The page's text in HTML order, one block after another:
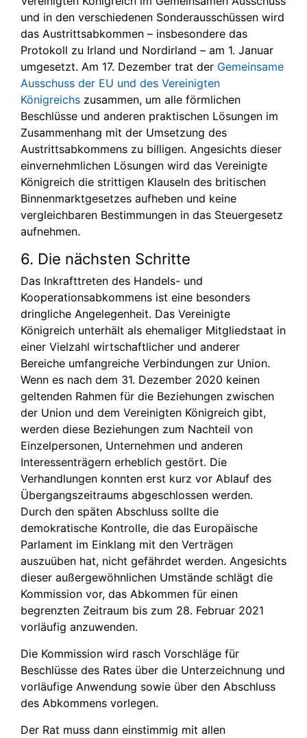
und in den verschiedenen Sonderausschüssen wird
das Austrittsabkommen – insbesondere das
Protokoll zu Irland und Nordirland – am 1. Januar
umgesetzt. Am 17. Dezember trat der Gemeinsame
Ausschuss der EU und des Vereinigten
Königreichs zusammen, um alle förmlichen
Beschlüsse und anderen praktischen Lösungen im
Zusammenhang mit der Umsetzung des
Austrittsabkommens zu billigen. Angesichts dieser
einvernehmlichen Lösungen wird das Vereinigte
Königreich die strittigen Klauseln des britischen
Binnenmarktgesetzes aufheben und keine
vergleichbaren Bestimmungen in das Steuergesetz
aufnehmen.
6. Die nächsten Schritte
Das Inkrafttreten des Handels- und
Kooperationsabkommens ist eine besonders
dringliche Angelegenheit. Das Vereinigte
Königreich unterhält als ehemaliger Mitgliedstaat in
einer Vielzahl wirtschaftlicher und anderer
Bereiche umfangreiche Verbindungen zur Union.
Wenn es nach dem 31. Dezember 2020 keinen
geltenden Rahmen für die Beziehungen zwischen
der Union und dem Vereinigten Königreich gibt,
werden diese Beziehungen zum Nachteil von
Einzelpersonen, Unternehmen und anderen
Interessenträgern erheblich gestört. Die
Verhandlungen konnten erst kurz vor Ablauf des
Übergangszeitraums abgeschlossen werden.
Durch den späten Abschluss sollte die
demokratische Kontrolle, die das Europäische
Parlament im Einklang mit den Verträgen
auszuüben hat, nicht gefährdet werden. Angesichts
dieser außergewöhnlichen Umstände schlägt die
Kommission vor, das Abkommen für einen
begrenzten Zeitraum bis zum 28. Februar 2021
vorläufig anzuwenden.
Die Kommission wird rasch Vorschläge für
Beschlüsse des Rates über die Unterzeichnung und
vorläufige Anwendung sowie über den Abschluss
des Abkommens vorlegen.
Der Rat muss dann einstimmig mit allen